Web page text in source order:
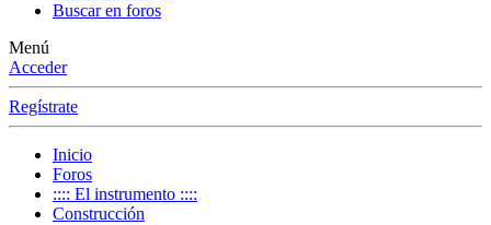
Buscar en foros
Menú
Acceder
Regístrate
Inicio
Foros
:::: El instrumento ::::
Construcción